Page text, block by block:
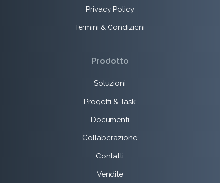
Privacy Policy
Termini & Condizioni
Prodotto
Soluzioni
Progetti & Task
Documenti
Collaborazione
Contatti
Vendite